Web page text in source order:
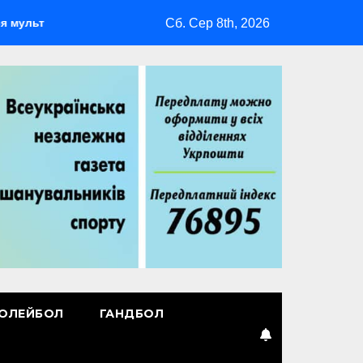
табір ГАРТ 2026 – як долучитися ветеранам
Сб. Сер 8th, 2026
ГАНДБОЛ